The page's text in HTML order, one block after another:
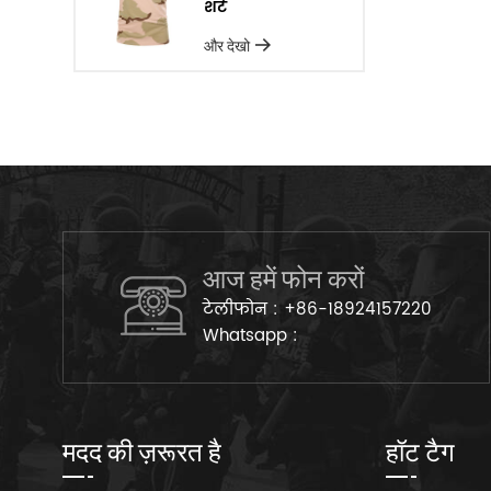
शर्ट
और देखो
आज हमें फोन करों
टेलीफोन : +86-18924157220
Whatsapp :
मदद की ज़रूरत है हॉट टैग